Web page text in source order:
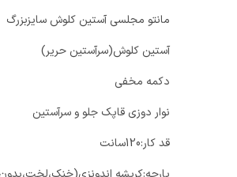
مانتو مجلسی آستین کلوش سایزبزرگ
آستین کلوش(سرآستین حریر)
دکمه مخفی
نوار دوزی قاپک جلو و سرآستین
قد کار:120سانت